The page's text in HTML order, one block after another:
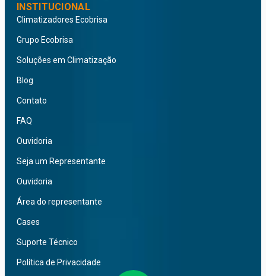
INSTITUCIONAL
Climatizadores Ecobrisa
Grupo Ecobrisa
Soluções em Climatização
Blog
Contato
FAQ
Ouvidoria
Seja um Representante
Ouvidoria
Área do representante
Cases
Suporte Técnico
Política de Privacidade